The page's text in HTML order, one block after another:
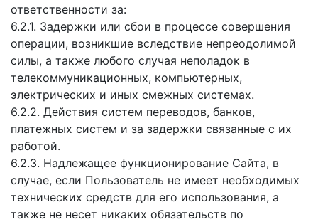
ответственности за:
6.2.1. Задержки или сбои в процессе совершения
операции, возникшие вследствие непреодолимой
силы, а также любого случая неполадок в
телекоммуникационных, компьютерных,
электрических и иных смежных системах.
6.2.2. Действия систем переводов, банков,
платежных систем и за задержки связанные с их
работой.
6.2.3. Надлежащее функционирование Сайта, в
случае, если Пользователь не имеет необходимых
технических средств для его использования, а
также не несет никаких обязательств по